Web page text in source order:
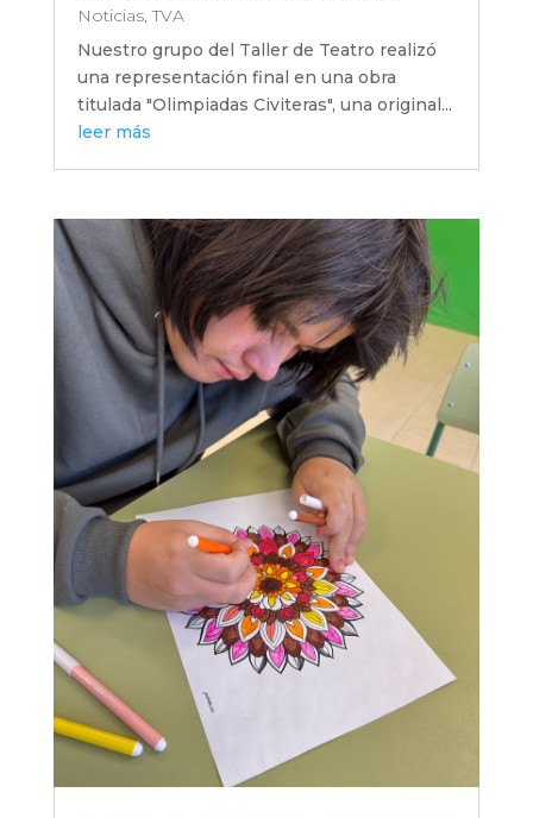
Noticias,TVA
Nuestro grupo del Taller de Teatro realizó
una representación final en una obra
titulada "Olimpiadas Civiteras", una original...
leer más